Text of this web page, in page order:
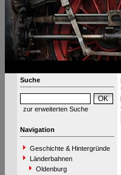
Suche
zur erweiterten Suche
Navigation
Geschichte & Hintergründe
Länderbahnen
Oldenburg